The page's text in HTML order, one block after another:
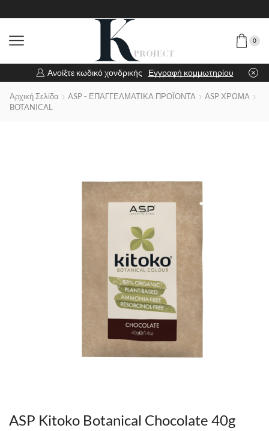
0
Ανοίξτε κωδικό χονδρικής Εγγραφή κομμωτηρίου
Αρχική Σελίδα ASP - ΕΠΑΓΓΕΛΜΑΤΙΚΑ ΠΡΟΪΟΝΤΑ
ASP ΧΡΩΜΑ
BOTANICAL
ASP Kitoko Botanical Chocolate 40g